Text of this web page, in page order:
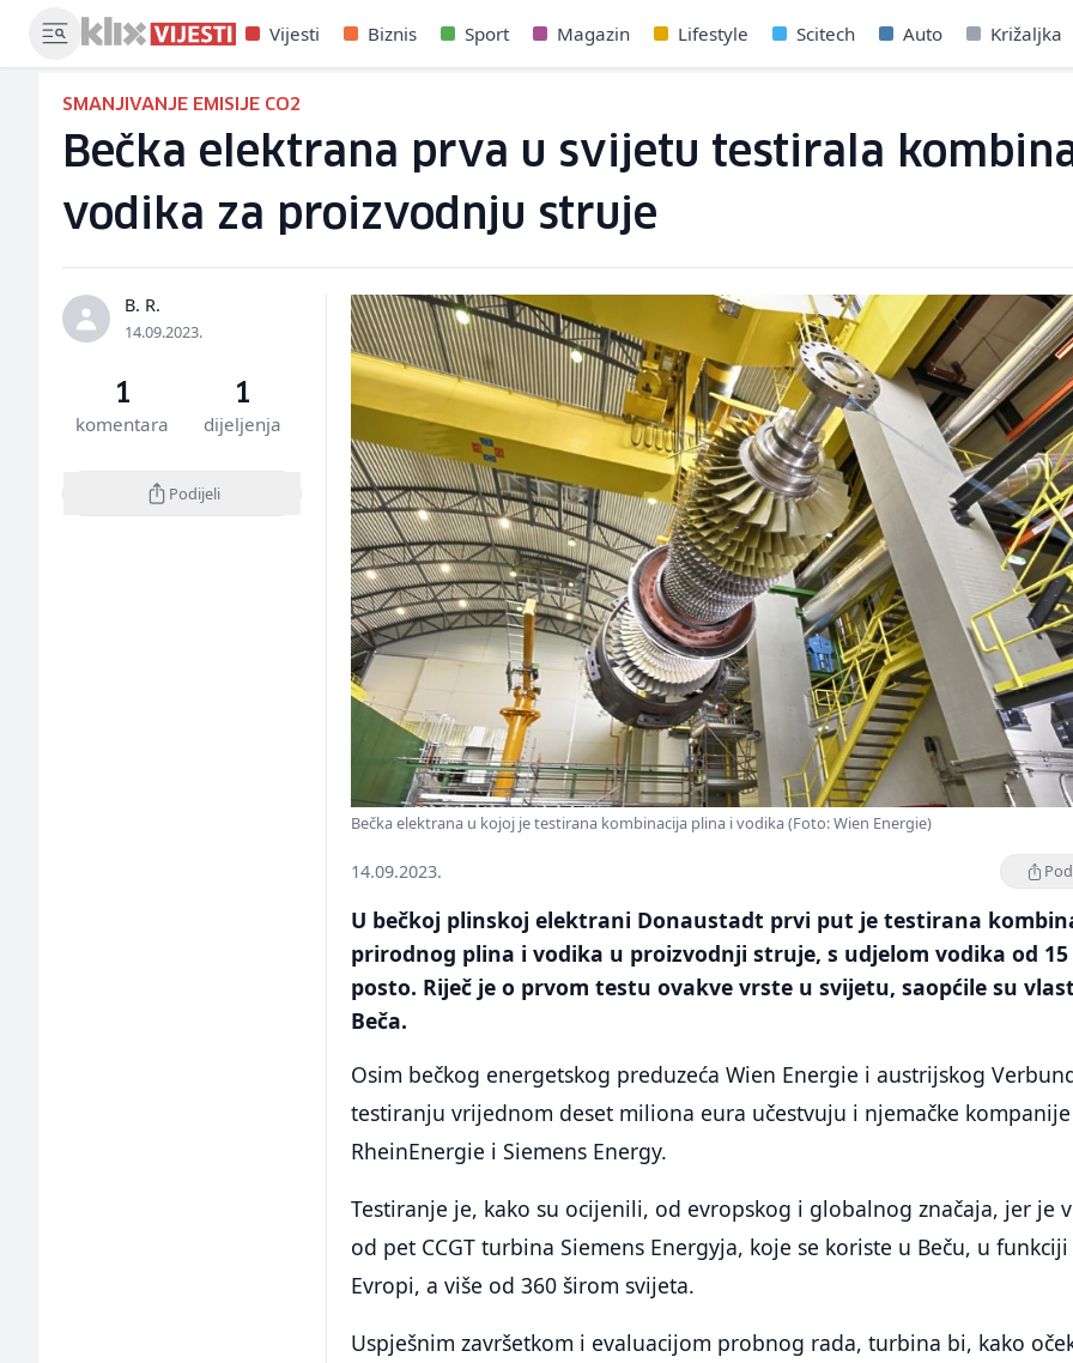
Vijesti Biznis Sport Magazin Lifestyle Scitech Auto Križaljka
SMANJIVANJE EMISIJE CO2
Bečka elektrana prva u svijetu testirala
vodika za proizvodnju struje
B. R.
14.09.2023.
1
komentara
1
dijeljenja
Podijeli
Bečka elektrana u kojoj je testirana kombinacija plina i vodika (Foto: Wien Energie)
14.09.2023.
U bečkoj plinskoj elektrani Donaustadt prvi put je testirana
prirodnog plina i vodika u proizvodnji struje, s udjelom vodika od 15
posto. Riječ je o prvom testu ovakve vrste u svijetu, saopćile su
Beča.
Osim bečkog energetskog preduzeća Wien Energie i austrijskog
testiranju vrijednom deset miliona eura učestvuju i njemačke kompanije
RheinEnergie i Siemens Energy.
Testiranje je, kako su ocijenili, od evropskog i globalnog značaja, jer je
od pet CCGT turbina Siemens Energyja, koje se koriste u Beču, u
Evropi, a više od 360 širom svijeta.
Uspješnim završetkom i evaluacijom probnog rada, turbina bi, kako